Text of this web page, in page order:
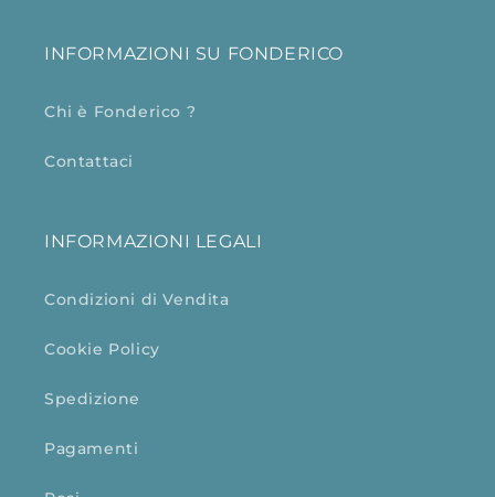
INFORMAZIONI SU FONDERICO
Chi è Fonderico ?
Contattaci
INFORMAZIONI LEGALI
Condizioni di Vendita
Cookie Policy
Spedizione
Pagamenti